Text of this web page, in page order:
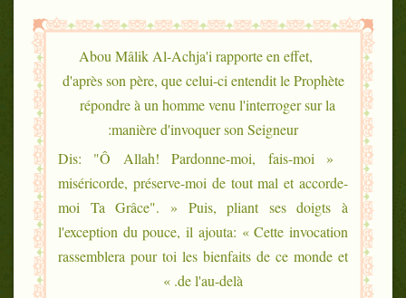
Abou Mâlik Al-Achja'i rapporte en effet,
d'après son père, que celui-ci entendit le Prophète
répondre à un homme venu l'interroger sur la
manière d'invoquer son Seigneur:
« Dis: "Ô Allah! Pardonne-moi, fais-moi
miséricorde, préserve-moi de tout mal et accorde-
moi Ta Grâce". » Puis, pliant ses doigts à
l'exception du pouce, il ajouta: « Cette invocation
rassemblera pour toi les bienfaits de ce monde et
de l'au-delà. »